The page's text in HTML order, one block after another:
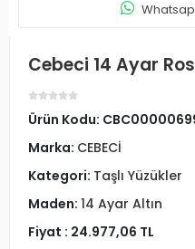
Cebeci 14 Ayar
Ürün Kodu:
Marka: CEBECİ
Kategori: Taşlı Yüzükler
Maden: 14 Ayar Altın
Fiyat : 24.977,06 TL